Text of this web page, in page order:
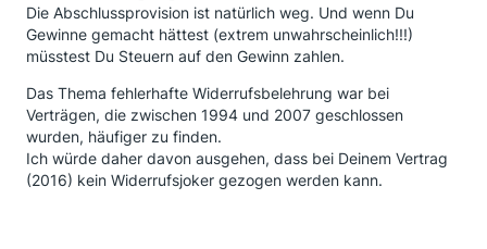
Die Abschlussprovision ist natürlich weg. Und wenn Du
Gewinne gemacht hättest (extrem unwahrscheinlich!!!)
müsstest Du Steuern auf den Gewinn zahlen.
Das Thema fehlerhafte Widerrufsbelehrung war bei
Verträgen, die zwischen 1994 und 2007 geschlossen
wurden, häufiger zu finden.
Ich würde daher davon ausgehen, dass bei Deinem Vertrag
(2016) kein Widerrufsjoker gezogen werden kann.